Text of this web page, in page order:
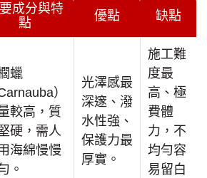
成分與特
點
優點 缺點
蠟
）
較高，質
硬，需人
海綿慢慢
。
光澤感最
深邃、潑
水性強、
保護力最
厚實。
施工難
度最
高、極
費體
力，不
均勻容
易留白